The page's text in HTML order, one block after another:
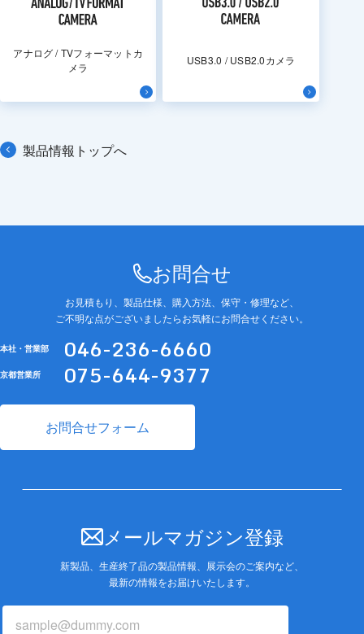
アナログ / TVフォーマットカ
メラ
USB3.0 / USB2.0カメラ
製品情報トップへ
お問合せ
お見積もり、製品仕様、購入方法、保守・修理など、
ご不明な点がございましたらお気軽にお問合せください。
本社・営業部 046-236-6660
京都営業所 075-644-9377
お問合せフォーム
メールマガジン登録
新製品、生産終了品の製品情報、展示会のご案内など、
最新の情報をお届けいたします。